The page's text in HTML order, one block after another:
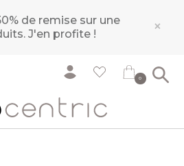
de remise sur une
J'en profite ! ×
0